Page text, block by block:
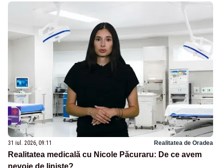
31 iul. 2026, 09:11 Realitatea de Oradea
Realitatea medicală cu Nicole Păcuraru: De ce avem